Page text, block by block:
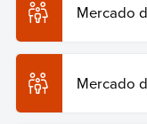
Mercado
Mercado